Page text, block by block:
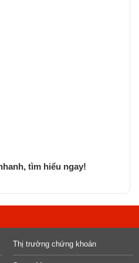
tìm hiểu ngay!
Thị trường chứng khoán